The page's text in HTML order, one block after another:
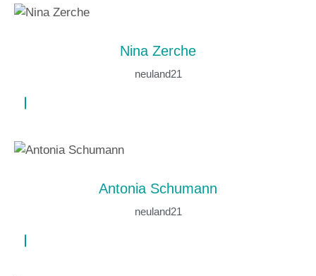
Nina Zerche
neuland21
Antonia Schumann
neuland21